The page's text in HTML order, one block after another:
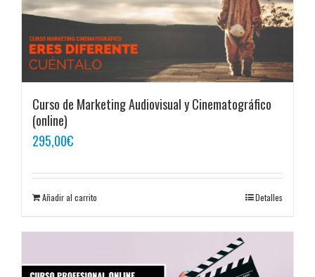
Curso de Marketing Audiovisual y Cinematográfico
(online)
295,00€
Añadir al carrito Detalles